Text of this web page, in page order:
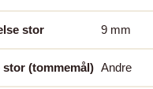
stor 9 mm
stor (tommemål) Andre